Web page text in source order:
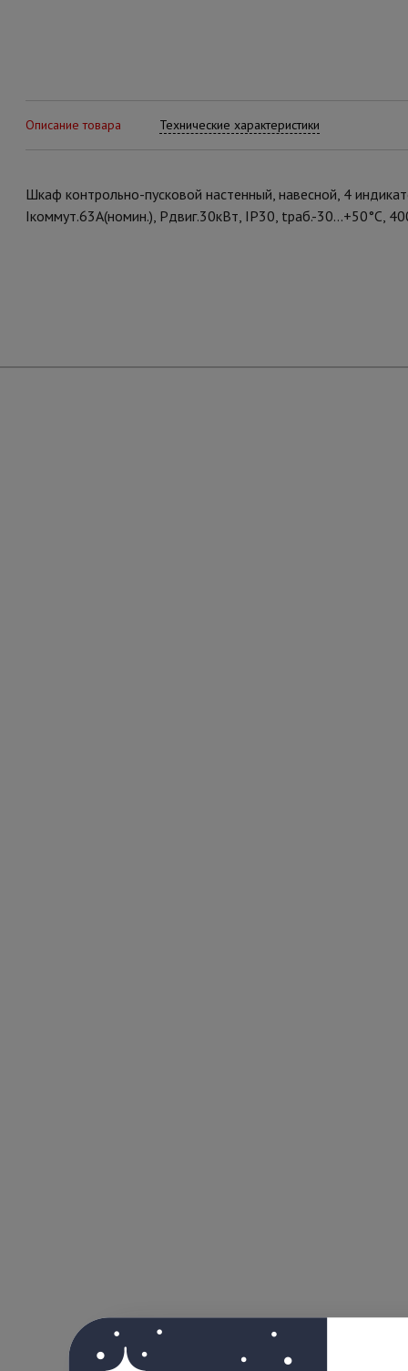
Описание товара Технические характеристики
Шкаф контрольно-пусковой настенный, навесной, 4
Iкоммут.63А(номин.), Pдвиг.30кВт, IP30, tраб.-30...+50°С,